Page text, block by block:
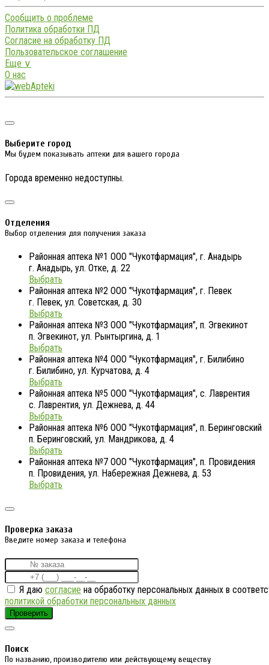
Сообщить о проблеме
Политика обработки ПД
Согласие на обработку ПД
Пользовательское соглашение
Еще ∨
О нас
Выберите город
Мы будем показывать аптеки для вашего города
Города временно недоступны.
Отделения
Выбор отделения для получения заказа
Районная аптека №1 ООО "Чукотфармация", г. Анадырь
г. Анадырь, ул. Отке, д. 22
Выбрать
Районная аптека №2 ООО "Чукотфармация", г. Певек
г. Певек, ул. Советская, д. 30
Выбрать
Районная аптека №3 ООО "Чукотфармация", п. Эгвекинот
п. Эгвекинот, ул. Рынтыргина, д. 1
Выбрать
Районная аптека №4 ООО "Чукотфармация", г. Билибино
г. Билибино, ул. Курчатова, д. 4
Выбрать
Районная аптека №5 ООО "Чукотфармация", с. Лаврентия
с. Лаврентия, ул. Дежнева, д. 44
Выбрать
Районная аптека №6 ООО "Чукотфармация", п. Беринговский
п. Беринговский, ул. Мандрикова, д. 4
Выбрать
Районная аптека №7 ООО "Чукотфармация", п. Провидения
п. Провидения, ул. Набережная Дежнева, д. 53
Выбрать
Проверка заказа
Введите номер заказа и телефона
Я даю согласие на обработку персональных данных в
политикой обработки персональных данных
Проверить
Поиск
По названию, производителю или действующему веществу